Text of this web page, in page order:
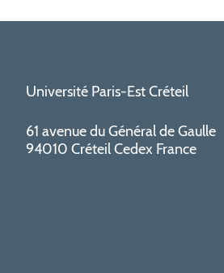
Université Paris-Est Créteil
61 avenue du Général de Gaulle
94010 Créteil Cedex France